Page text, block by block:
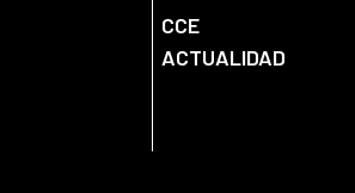
CCE
ACTUALIDAD